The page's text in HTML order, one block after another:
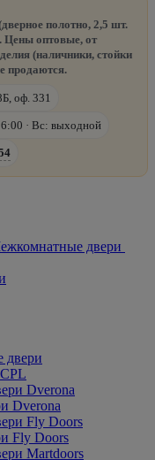
полотно, 2,5 шт.
Цены оптовые, от
(наличники, стойки
продаются.
оф. 331
· Вс: выходной
двери
двери
Dverona
Fly Doors